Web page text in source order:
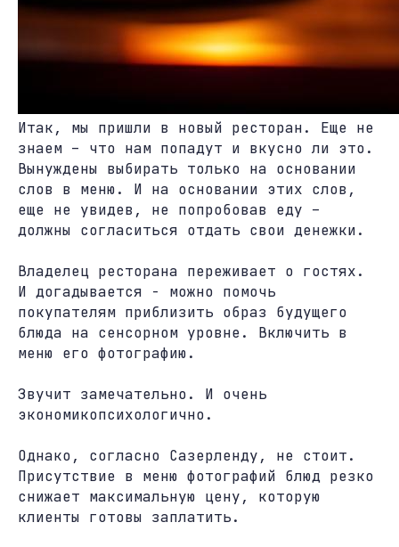
Итак, мы пришли в новый ресторан. Еще не
знаем – что нам попадут и вкусно ли это.
Вынуждены выбирать только на основании
слов в меню. И на основании этих слов,
еще не увидев, не попробовав еду –
должны согласиться отдать свои денежки.
Владелец ресторана переживает о гостях.
И догадывается - можно помочь
покупателям приблизить образ будущего
блюда на сенсорном уровне. Включить в
меню его фотографию.
Звучит замечательно. И очень
экономикопсихологично.
Однако, согласно Сазерленду, не стоит.
Присутствие в меню фотографий блюд резко
снижает максимальную цену, которую
клиенты готовы заплатить.